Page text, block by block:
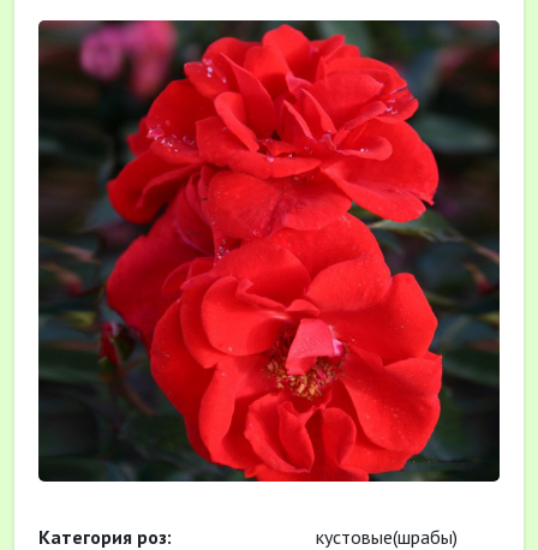
Категория роз:
кустовые(шрабы)